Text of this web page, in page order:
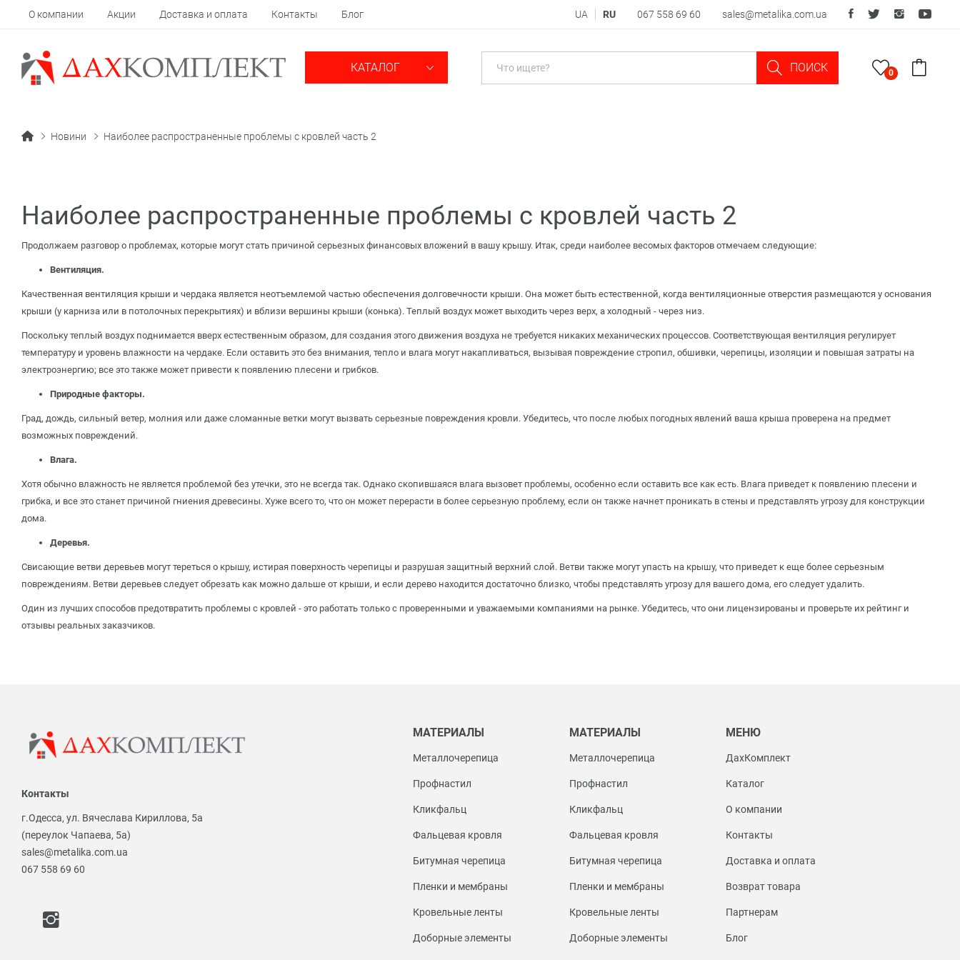
О компании Акции Доставка и оплата Контакты Блог UA RU 067 558 69 60 sales@metalika.com.ua
КАТАЛОГ ПОИСК 0
Новини Наиболее распространенные проблемы с кровлей часть 2
Наиболее распространенные проблемы с кровлей часть 2
Продолжаем разговор о проблемах, которые могут стать причиной серьезных финансовых вложений в вашу крышу. Итак, среди наиболее весомых факторов отмечаем следующие:
Вентиляция.
Качественная вентиляция крыши и чердака является неотъемлемой частью обеспечения долговечности крыши. Она может быть естественной, когда вентиляционные отверстия размещаются у основания
крыши (у карниза или в потолочных перекрытиях) и вблизи вершины крыши (конька). Теплый воздух может выходить через верх, а холодный - через низ.
Поскольку теплый воздух поднимается вверх естественным образом, для создания этого движения воздуха не требуется никаких механических процессов. Соответствующая вентиляция регулирует
температуру и уровень влажности на чердаке. Если оставить это без внимания, тепло и влага могут накапливаться, вызывая повреждение стропил, обшивки, черепицы, изоляции и повышая затраты на
электроэнергию; все это также может привести к появлению плесени и грибков.
Природные факторы.
Град, дождь, сильный ветер, молния или даже сломанные ветки могут вызвать серьезные повреждения кровли. Убедитесь, что после любых погодных явлений ваша крыша проверена на предмет
возможных повреждений.
Влага.
Хотя обычно влажность не является проблемой без утечки, это не всегда так. Однако скопившаяся влага вызовет проблемы, особенно если оставить все как есть. Влага приведет к появлению плесени и
грибка, и все это станет причиной гниения древесины. Хуже всего то, что он может перерасти в более серьезную проблему, если он также начнет проникать в стены и представлять угрозу для конструкции
дома.
Деревья.
Свисающие ветви деревьев могут тереться о крышу, истирая поверхность черепицы и разрушая защитный верхний слой. Ветви также могут упасть на крышу, что приведет к еще более серьезным
повреждениям. Ветви деревьев следует обрезать как можно дальше от крыши, и если дерево находится достаточно близко, чтобы представлять угрозу для вашего дома, его следует удалить.
Один из лучших способов предотвратить проблемы с кровлей - это работать только с проверенными и уважаемыми компаниями на рынке. Убедитесь, что они лицензированы и проверьте их рейтинг и
отзывы реальных заказчиков.
Контакты
г.Одесса, ул. Вячеслава Кириллова, 5а
(переулок Чапаева, 5а)
sales@metalika.com.ua
067 558 69 60
МАТЕРИАЛЫ
Металлочерепица
Профнастил
Кликфальц
Фальцевая кровля
Битумная черепица
Пленки и мембраны
Кровельные ленты
Доборные элементы
МАТЕРИАЛЫ
Металлочерепица
Профнастил
Кликфальц
Фальцевая кровля
Битумная черепица
Пленки и мембраны
Кровельные ленты
Доборные элементы
МЕНЮ
ДахКомплект
Каталог
О компании
Контакты
Доставка и оплата
Возврат товара
Партнерам
Блог